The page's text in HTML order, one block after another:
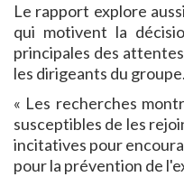
Le rapport explore
qui motivent la
principales des
les dirigeants du groupe.
« Les recherches
susceptibles de les
incitatives pour
pour la prévention de